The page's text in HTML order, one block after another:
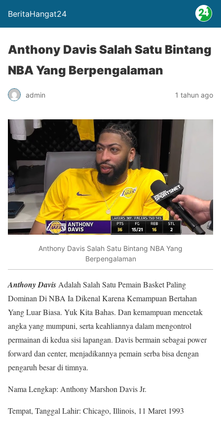
BeritaHangat24
Anthony Davis Salah Satu Bintang
NBA Yang Berpengalaman
admin 1 tahun ago
Anthony Davis Salah Satu Bintang NBA Yang
Berpengalaman
Anthony Davis Adalah Salah Satu Pemain Basket Paling
Dominan Di NBA Ia Dikenal Karena Kemampuan Bertahan
Yang Luar Biasa. Yuk Kita Bahas. Dan kemampuan mencetak
angka yang mumpuni, serta keahliannya dalam mengontrol
permainan di kedua sisi lapangan. Davis bermain sebagai power
forward dan center, menjadikannya pemain serba bisa dengan
pengaruh besar di timnya.
Nama Lengkap: Anthony Marshon Davis Jr.
Tempat, Tanggal Lahir: Chicago, Illinois, 11 Maret 1993